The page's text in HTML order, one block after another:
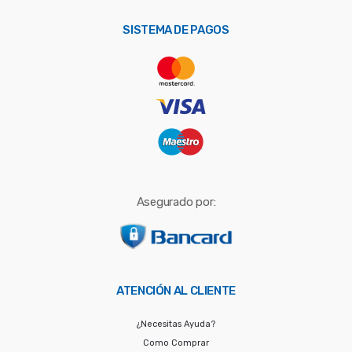
SISTEMA DE PAGOS
Asegurado por:
ATENCIÓN AL CLIENTE
¿Necesitas Ayuda?
Como Comprar